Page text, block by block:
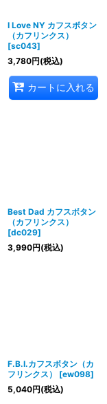
I Love NY カフスボタン
（カフリンクス）
[sc043]
3,780円(税込)
カートに入れる
Best Dad カフスボタン
（カフリンクス）
[dc029]
3,990円(税込)
F.B.I.カフスボタン（カ
フリンクス）
[ew098]
5,040円(税込)